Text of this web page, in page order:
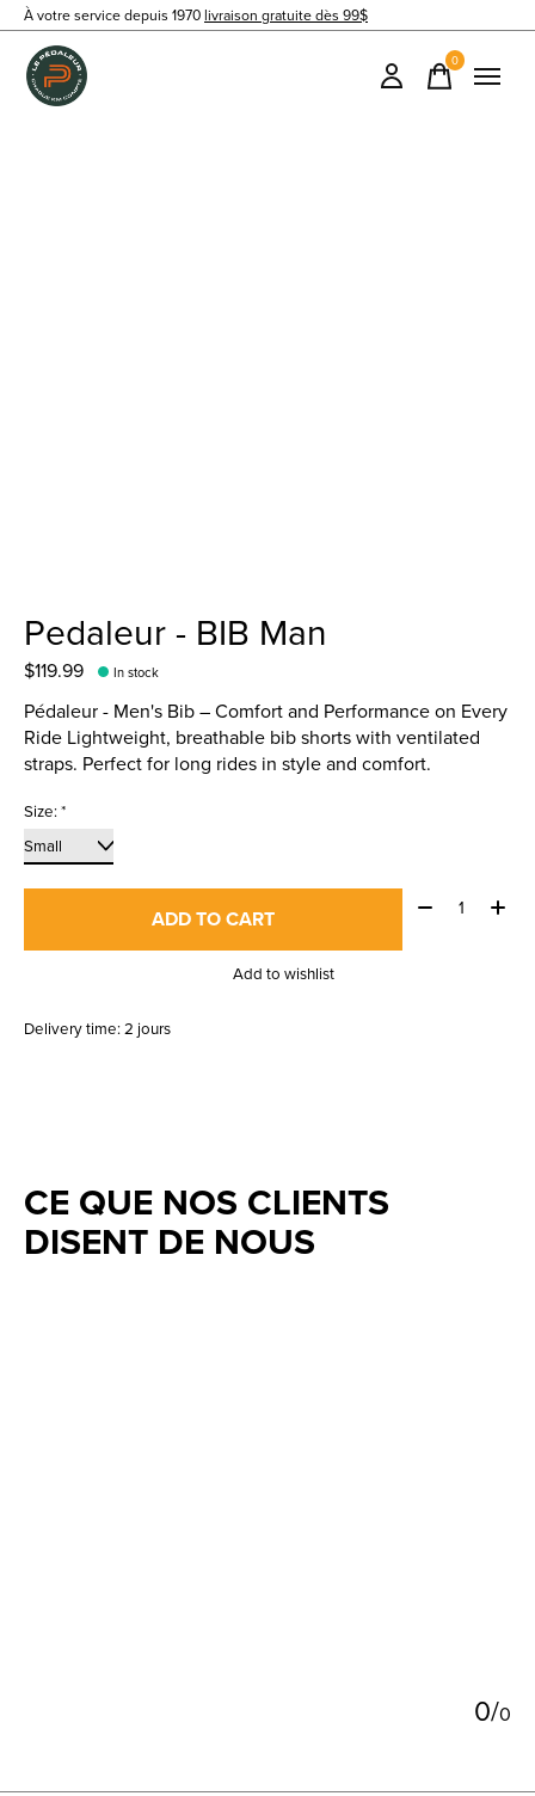
À votre service depuis 1970 livraison gratuite dès 99$
0items
Pedaleur - BIB Man
$119.99 In stock
Pédaleur - Men's Bib – Comfort and Performance on Every
Ride Lightweight, breathable bib shorts with ventilated
straps. Perfect for long rides in style and comfort.
Size:*
ADD TO CART
Quantity:
Add to wishlist
Delivery time: 2 jours
CE QUE NOS CLIENTS
DISENT DE NOUS
0/0